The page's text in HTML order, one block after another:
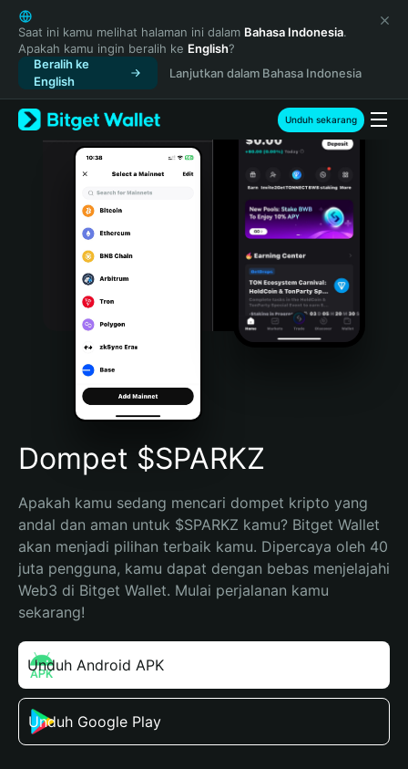
English
日本語
Tiếng Việt
Русский
Español (Latinoamérica)
Türkçe
Italiano
Português (Portugal)
Bahasa Indonesia
Português (Brasil)
Español (Argentina)
Saat ini kamu melihat halaman ini dalam Bahasa Indonesia.
Apakah kamu ingin beralih ke English?
Beralih ke
English
Lanjutkan dalam Bahasa Indonesia
Unduh sekarang
Dompet $SPARKZ
Apakah kamu sedang mencari dompet kripto yang
andal dan aman untuk $SPARKZ kamu? Bitget Wallet
akan menjadi pilihan terbaik kamu. Dipercaya oleh 40
juta pengguna, kamu dapat dengan bebas menjelajahi
Web3 di Bitget Wallet. Mulai perjalanan kamu
sekarang!
Unduh Android APK
Unduh Google Play